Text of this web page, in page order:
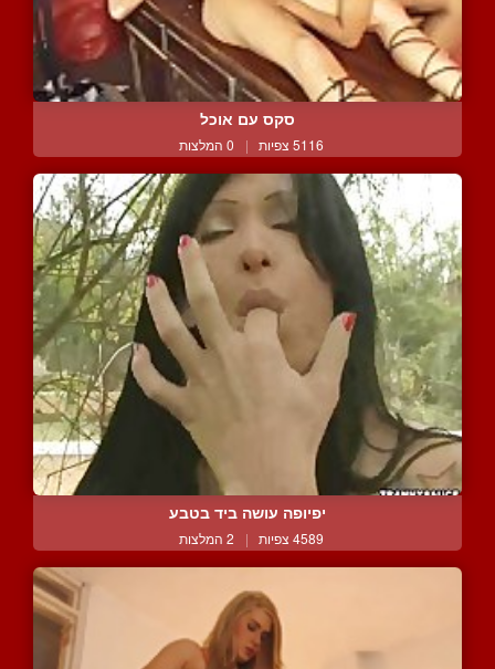
סקס עם אוכל
5116 צפיות | 0 המלצות
יפיופה עושה ביד בטבע
4589 צפיות | 2 המלצות